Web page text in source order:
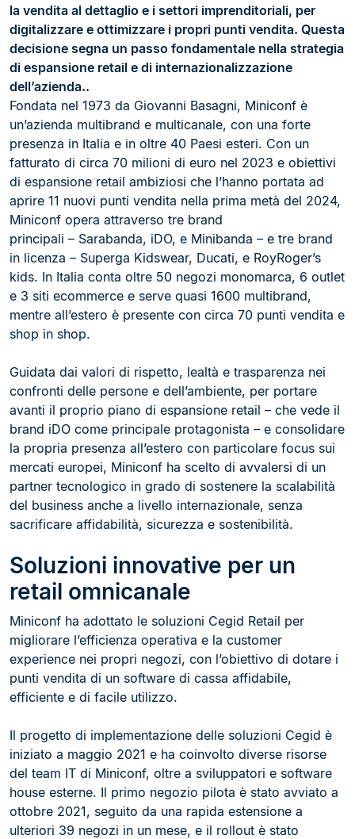
la vendita al dettaglio e i settori imprenditoriali, per
digitalizzare e ottimizzare i propri punti vendita. Questa
decisione segna un passo fondamentale nella strategia
di espansione retail e di internazionalizzazione
dell’azienda..
Fondata nel 1973 da Giovanni Basagni, Miniconf è
un’azienda multibrand e multicanale, con una forte
presenza in Italia e in oltre 40 Paesi esteri. Con un
fatturato di circa 70 milioni di euro nel 2023 e obiettivi
di espansione retail ambiziosi che l’hanno portata ad
aprire 11 nuovi punti vendita nella prima metà del 2024,
Miniconf opera attraverso tre brand
principali – Sarabanda, iDO, e Minibanda – e tre brand
in licenza – Superga Kidswear, Ducati, e RoyRoger’s
kids. In Italia conta oltre 50 negozi monomarca, 6 outlet
e 3 siti ecommerce e serve quasi 1600 multibrand,
mentre all’estero è presente con circa 70 punti vendita e
shop in shop.
Guidata dai valori di rispetto, lealtà e trasparenza nei
confronti delle persone e dell’ambiente, per portare
avanti il proprio piano di espansione retail – che vede il
brand iDO come principale protagonista – e consolidare
la propria presenza all’estero con particolare focus sui
mercati europei, Miniconf ha scelto di avvalersi di un
partner tecnologico in grado di sostenere la scalabilità
del business anche a livello internazionale, senza
sacrificare affidabilità, sicurezza e sostenibilità.
Soluzioni innovative per un
retail omnicanale
Miniconf ha adottato le soluzioni Cegid Retail per
migliorare l’efficienza operativa e la customer
experience nei propri negozi, con l’obiettivo di dotare i
punti vendita di un software di cassa affidabile,
efficiente e di facile utilizzo.
Il progetto di implementazione delle soluzioni Cegid è
iniziato a maggio 2021 e ha coinvolto diverse risorse
del team IT di Miniconf, oltre a sviluppatori e software
house esterne. Il primo negozio pilota è stato avviato a
ottobre 2021, seguito da una rapida estensione a
ulteriori 39 negozi in un mese, e il rollout è stato